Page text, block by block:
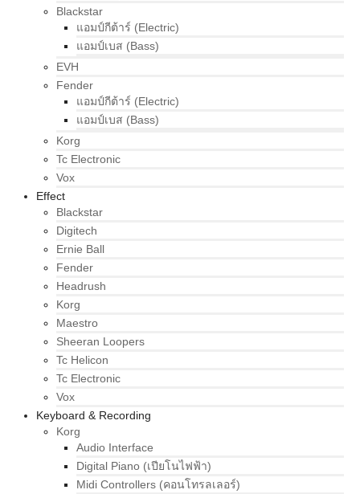
Blackstar
แอมป์กีต้าร์ (Electric)
แอมป์เบส (Bass)
EVH
Fender
แอมป์กีต้าร์ (Electric)
แอมป์เบส (Bass)
Korg
Tc Electronic
Vox
Effect
Blackstar
Digitech
Ernie Ball
Fender
Headrush
Korg
Maestro
Sheeran Loopers
Tc Helicon
Tc Electronic
Vox
Keyboard & Recording
Korg
Audio Interface
Digital Piano (เปียโนไฟฟ้า)
Midi Controllers (คอนโทรลเลอร์)